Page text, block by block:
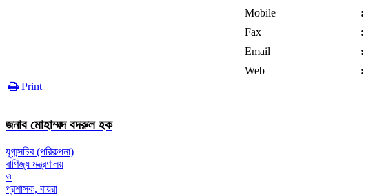
Mobile
:
Fax
:
Email
:
Web
:
Print
জনাব মোহাম্মদ বদরুল হক
যুগ্মসচিব (পরিকল্পনা)
বাণিজ্য মন্ত্রণালয়
ও
প্রশাসক, বায়রা